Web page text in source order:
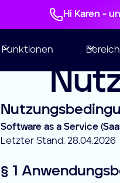
Hi Karen -
Funktionen
Software as a Service
Letzter Stand: 28.04.2026
§ 1